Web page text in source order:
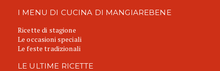
I MENU DI CUCINA DI MANGIAREBENE
Ricette di stagione
Le occasioni speciali
Le feste tradizionali
LE ULTIME RICETTE